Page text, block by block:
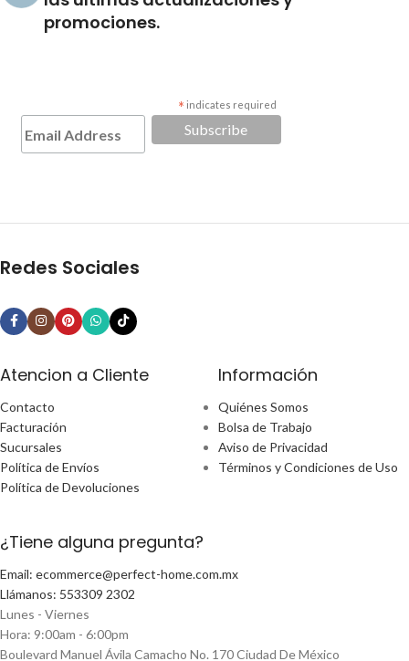
promociones.
* indicates required
Redes Sociales
Atencion a Cliente
Contacto
Facturación
Sucursales
Política de Envíos
Política de Devoluciones
Información
Quiénes Somos
Bolsa de Trabajo
Aviso de Privacidad
Términos y Condiciones de Uso
¿Tiene alguna pregunta?
Email: ecommerce@perfect-home.com.mx
Llámanos: 553309 2302
Lunes - Viernes
Hora: 9:00am - 6:00pm
Boulevard Manuel Ávila Camacho No. 170 Ciudad De México